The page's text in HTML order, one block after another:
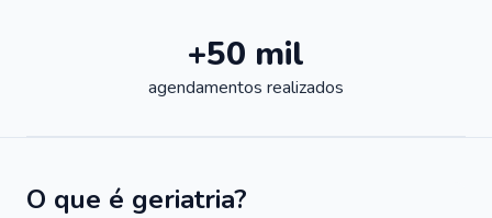
+50 mil
agendamentos realizados
O que é geriatria?